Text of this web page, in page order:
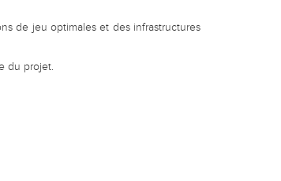
de jeu optimales et des infrastructures
du projet.